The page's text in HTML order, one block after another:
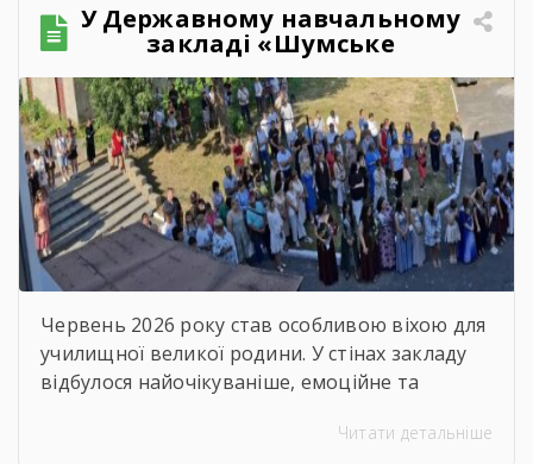
У Державному навчальному
закладі «Шумське
професійно-технічне
училище» відбувся
зворушливий випускний
захід – 2026
Червень 2026 року став особливою віхою для
училищної великої родини. У стінах закладу
відбулося найочікуваніше, емоційне та
Цього дня ми офіційно провели у доросле
Читати детальніше